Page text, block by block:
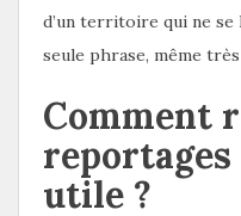
d’un territoire qui ne se
seule phrase, même
Comment
utile ?